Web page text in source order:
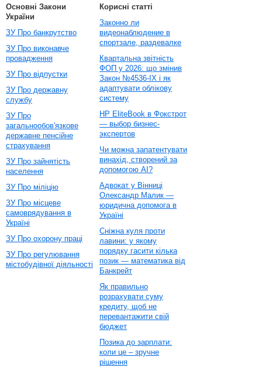
Основні Закони
України
ЗУ Про банкрутство
ЗУ Про виконавче
провадження
ЗУ Про відпустки
ЗУ Про державну
службу
ЗУ Про
загальнообов'язкове
державне пенсійне
страхування
ЗУ Про зайнятість
населення
ЗУ Про міліцію
ЗУ Про місцеве
самоврядування в
Україні
ЗУ Про охорону праці
ЗУ Про регулювання
містобудівної діяльності
Корисні статті
Законно ли
видеонаблюдение в
спортзале, раздевалке
Квартальна звітність
ФОП у 2026: що змінив
Закон №4536-IX і як
адаптувати облікову
систему
HP EliteBook в Фокстрот
— выбор бизнес-
экспертов
Чи можна запатентувати
винахід, створений за
допомогою AI?
Адвокат у Вінниці
Олександр Малик —
юридична допомога в
Україні
Сніжна куля проти
лавини: у якому
порядку гасити кілька
позик — математика від
Банкрейт
Як правильно
розрахувати суму
кредиту, щоб не
перевантажити свій
бюджет
Позика до зарплати:
коли це – зручне
рішення